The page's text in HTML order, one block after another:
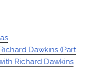
Dawkins (Part
Richard Dawkins